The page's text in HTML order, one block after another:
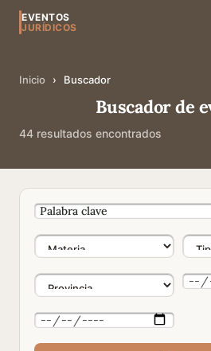
EVENTOS
JURÍDICOS
Inicio › Buscador
Buscador de
44 resultados encontrados